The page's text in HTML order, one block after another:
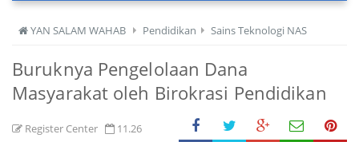
YAN SALAM WAHAB Pendidikan Sains Teknologi NAS
Buruknya Pengelolaan Dana
Masyarakat oleh Birokrasi Pendidikan
Register Center 11.26